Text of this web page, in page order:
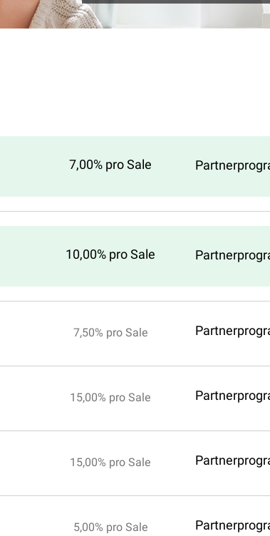
7,00% pro Sale
10,00% pro Sale
7,50% pro Sale
15,00% pro Sale
15,00% pro Sale
5,00% pro Sale